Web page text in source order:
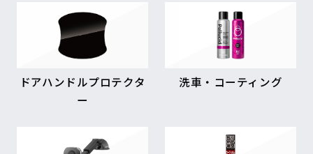
ドアハンドルプロテクタ
ー
洗車・コーティング